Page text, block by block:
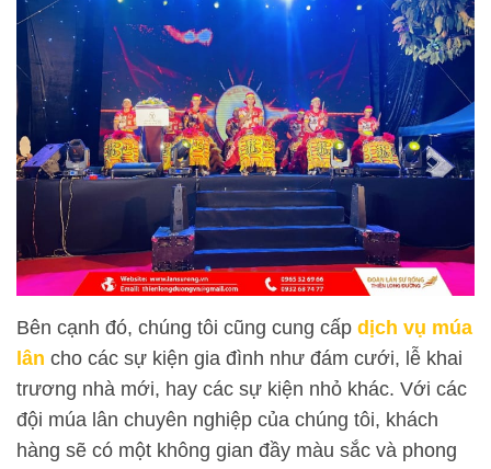
Bên cạnh đó, chúng tôi cũng cung cấp dịch vụ múa
lân cho các sự kiện gia đình như đám cưới, lễ khai
trương nhà mới, hay các sự kiện nhỏ khác. Với các
đội múa lân chuyên nghiệp của chúng tôi, khách
hàng sẽ có một không gian đầy màu sắc và phong